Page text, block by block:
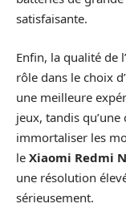
satisfaisante.
Enfin, la qualité de
rôle dans le choix
une meilleure
jeux, tandis
immortaliser les
le Xiaomi Redmi
une résolution
sérieusement.